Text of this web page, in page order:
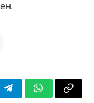
TelegramWhatsApp
Copy